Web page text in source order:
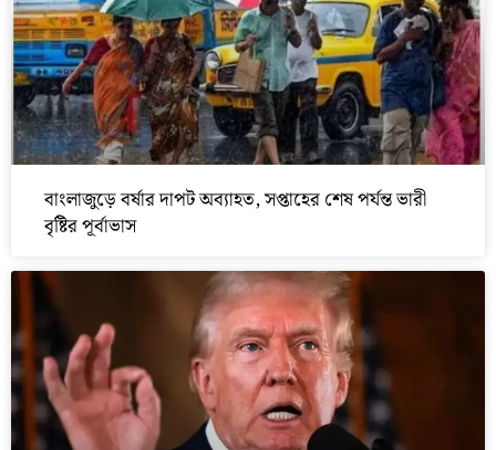
বাংলাজুড়ে বর্ষার দাপট অব্যাহত, সপ্তাহের শেষ পর্যন্ত ভারী
বৃষ্টির পূর্বাভাস